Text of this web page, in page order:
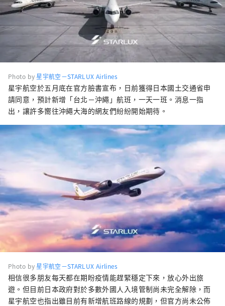
Photo by星宇航空－STARLUX Airlines
星宇航空於五月底在官方臉書宣布，日前獲得日本國土交通省申
請同意，預計新增「台北－沖繩」航班，一天一班。消息一指
出，讓許多嚮往沖繩大海的網友們紛紛開始期待。
Photo by星宇航空－STARLUX Airlines
相信很多朋友每天都在期盼疫情能趕緊穩定下來，放心外出旅
遊。但目前日本政府對於多數外國人入境管制尚未完全解除，而
星宇航空也指出雖目前有新增航班路線的規劃，但官方尚未公佈